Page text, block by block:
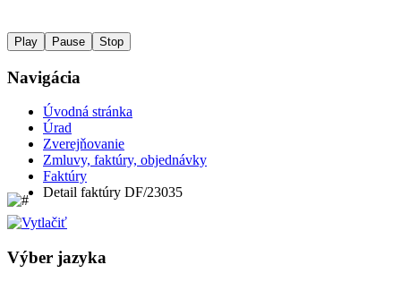
Play Pause Stop
Navigácia
Úvodná stránka
Úrad
Zverejňovanie
Zmluvy, faktúry, objednávky
Faktúry
Detail faktúry DF/23035
Výber jazyka